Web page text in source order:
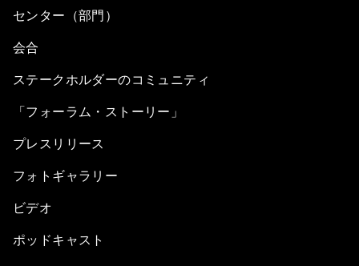
センター（部門）
会合
ステークホルダーのコミュニティ
「フォーラム・ストーリー」
プレスリリース
フォトギャラリー
ビデオ
ポッドキャスト